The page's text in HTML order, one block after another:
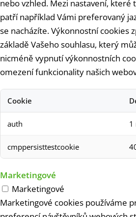
nebo vzhled. Mezi nastavení, které
patří například Vámi preferovaný
se nacházíte. Výkonnostní cookies
základě Vašeho souhlasu, který
nicméně vypnutí výkonnostních
omezení funkcionality našich
Cookie
auth 1
cmppersisttestcookie
Marketingové
Marketingové
Marketingové cookies používáme